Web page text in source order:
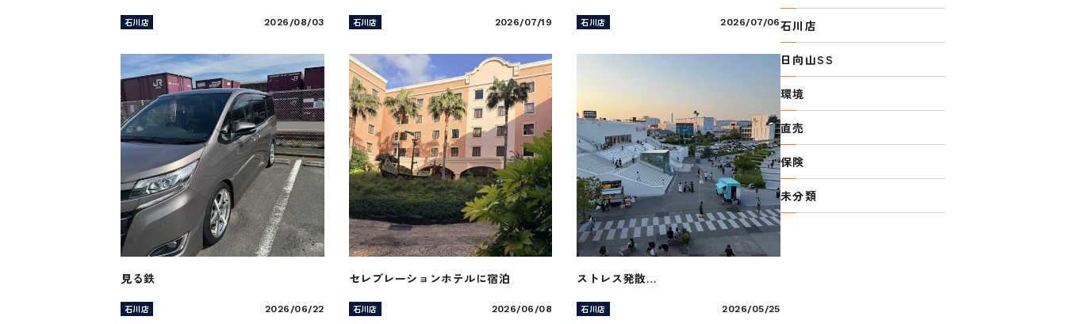
石川店 2026/08/03 石川店 2026/07/19 石川店 2026/07/06
見る鉄
石川店 2026/06/22
セレブレーションホテルに宿泊
石川店 2026/06/08
ストレス発散…
石川店 2026/05/25
石川店
日向山SS
環境
直売
保険
未分類